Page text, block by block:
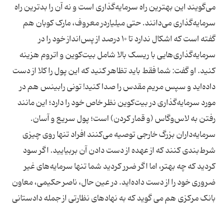
می‌گویند این بهترین راه سرمایه‌گذاری است و نه آن را بدترین راه
سرمایه‌گذاری می‌دانند. حتی میلیاردر معروف، مارک کوبان هم
گفته است که اشکال ندارد تا ۱۰ درصد از پس‌انداز خود را در
سرمایه‌گذاری‌هایی با ریسک بالا شامل بیت‌کوین و اتروم هزینه
کنید. او گفت: شما فقط باید تظاهر کنید که این پول را کلا از دست
داده‌اید و سپس مریم مقدس را صدا کنید! تونی رابینس هم در
مورد سرمایه‌گذاری در بیت‌کوین نظر خاص خود را دارد؛ این مانند
رفتن به لاس‌وگاس (و قمار کردن) است؛ پول سریع و آسان.
سرمایه‌داران بزرگ خارجی توصیه می‌کنند افراد تنها روی چیزی
شرط‌بندی کنند که از عهده از دست دادن آن بربیایید. اگر سود
کردید که چه بهتر، اما اگر ضرر کردید شما تنها سرمایه‌های غیر
ضروری خود را از دست داده‌اید. در عین حال، ناصر حکیمی، معاون
بانک مرکزی هم می گوید که به نهادهای نظارتی از جمله دادستانی